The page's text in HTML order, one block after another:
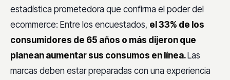
estadística prometedora que confirma el poder del
ecommerce: Entre los encuestados, el 33% de los
consumidores de 65 años o más dijeron que
planean aumentar sus consumos en línea. Las
marcas deben estar preparadas con una experiencia